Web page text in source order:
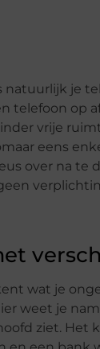
natuurlijk je
telefoon op
vrije
eens
over na te
wat je
weet je
ziet. Het